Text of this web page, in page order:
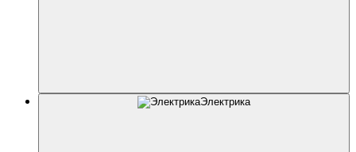
Электрика